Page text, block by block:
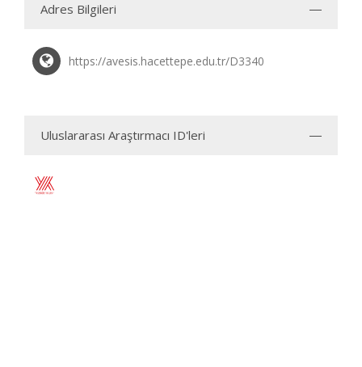
Adres Bilgileri
https://avesis.hacettepe.edu.tr/D3340
Uluslararası Araştırmacı ID'leri